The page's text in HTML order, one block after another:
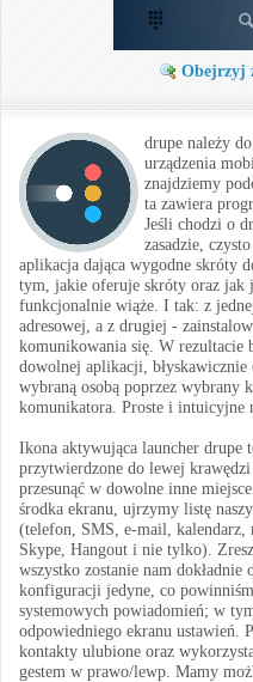
Obejrzyj
drupe należy
urządzenia
znajdziemy
ta zawiera
Jeśli chodzi o
zasadzie,
aplikacja dająca wygodne skróty
tym, jakie oferuje skróty oraz jak
funkcjonalnie wiąże. I tak: z
adresowej, a z drugiej -
komunikowania się. W rezultacie
dowolnej aplikacji,
wybraną osobą poprzez wybrany
komunikatora. Proste i intuicyjne
Ikona aktywująca launcher drupe
przytwierdzone do lewej
przesunąć w dowolne inne
środka ekranu, ujrzymy listę
(telefon, SMS, e-mail, kalendarz,
Skype, Hangout i nie tylko).
wszystko zostanie nam dokładnie
konfiguracji jedyne, co
systemowych powiadomień; w
odpowiedniego ekranu ustawień.
kontakty ulubione oraz
gestem w prawo/lewp. Mamy